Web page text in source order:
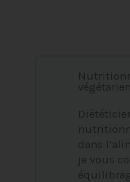
dans
je vous